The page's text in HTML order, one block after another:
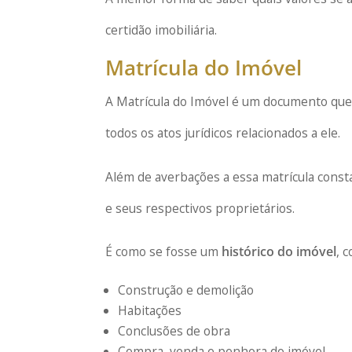
certidão imobiliária.
Matrícula do Imóvel
A Matrícula do Imóvel é um documento que
todos os atos jurídicos relacionados a ele.
Além de averbações a essa matrícula
e seus respectivos proprietários.
É como se fosse um histórico do imóvel,
Construção e demolição
Habitações
Conclusões de obra